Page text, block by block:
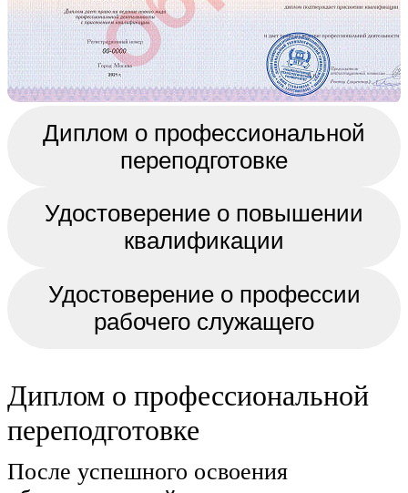
Диплом о профессиональной
переподготовке
Удостоверение о повышении
квалификации
Удостоверение о профессии
рабочего служащего
Диплом о профессиональной
переподготовке
После успешного освоения